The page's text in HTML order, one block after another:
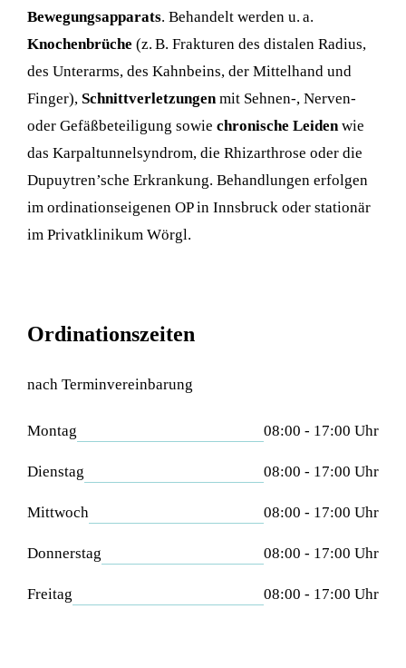
Bewegungsapparats. Behandelt werden u. a.
Knochenbrüche (z. B. Frakturen des distalen Radius,
des Unterarms, des Kahnbeins, der Mittelhand und
Finger), Schnittverletzungenmit Sehnen-, Nerven-
oder Gefäßbeteiligung sowie chronische Leidenwie
das Karpaltunnelsyndrom, die Rhizarthrose oder die
Dupuytren’sche Erkrankung. Behandlungen erfolgen
im ordinationseigenen OP in Innsbruck oder stationär
im Privatklinikum Wörgl.
Ordinationszeiten
nach Terminvereinbarung
Montag 08:00 - 17:00 Uhr
Dienstag 08:00 - 17:00 Uhr
Mittwoch 08:00 - 17:00 Uhr
Donnerstag 08:00 - 17:00 Uhr
Freitag 08:00 - 17:00 Uhr